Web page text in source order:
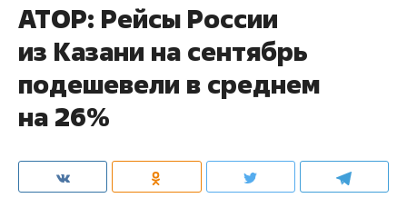
АТОР: Рейсы России
из Казани на сентябрь
подешевели в среднем
на 26%